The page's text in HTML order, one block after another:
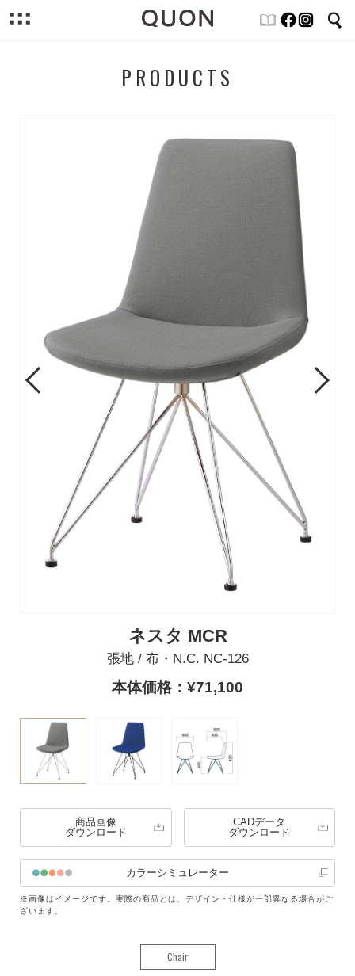
PRODUCTS
Previous
ネスタ MCR
張地 / 布・N.C. NC-126
本体価格：¥71,100
Next
商品画像
ダウンロード
CADデータ
ダウンロード
カラーシミュレーター
※画像はイメージです。実際の商品とは、デザイン・仕様が一部異なる場合がご
ざいます。
Chair